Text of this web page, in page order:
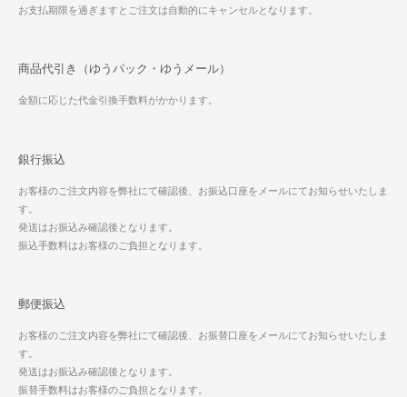
お支払期限を過ぎますとご注文は自動的にキャンセルとなります。
商品代引き（ゆうパック・ゆうメール）
金額に応じた代金引換手数料がかかります。
銀行振込
お客様のご注文内容を弊社にて確認後、お振込口座をメールにてお知らせいたしま
す。
発送はお振込み確認後となります。
振込手数料はお客様のご負担となります。
郵便振込
お客様のご注文内容を弊社にて確認後、お振替口座をメールにてお知らせいたしま
す。
発送はお振込み確認後となります。
振替手数料はお客様のご負担となります。